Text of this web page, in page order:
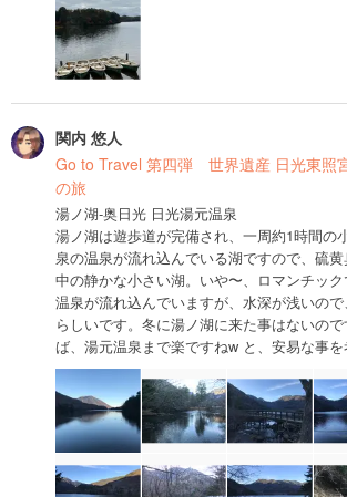
関内 悠人
Go to Travel 第四弾 世界遺産 日光東照
の旅
湯ノ湖-奥日光 日光湯元温泉
湯ノ湖は遊歩道が完備され、一周約1時間の
泉の温泉が流れ込んでいる湖ですので、硫
中の静かな小さい湖。いや〜、ロマンチッ
温泉が流れ込んでいますが、水深が浅いの
らしいです。冬に湯ノ湖に来た事はないの
ば、湯元温泉まで楽ですねw と、安易な事